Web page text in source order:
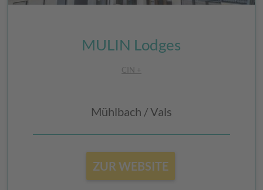
MULIN Lodges
CIN +
Mühlbach / Vals
ZUR WEBSITE